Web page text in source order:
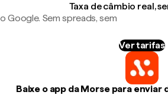
Taxa de câmbio real,
Google. Sem spreads, sem
Ver tarifas
Baixe o app da Morse para enviar